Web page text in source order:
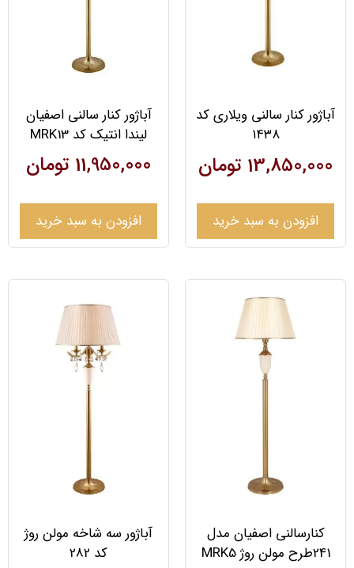
آباژور کنار سالنی ویلاری کد
۱۴۳۸
13,850,000 تومان
افزودن به سبد خرید
آباژور کنار سالنی اصفیان
لیندا انتیک کد MRK13
11,950,000 تومان
افزودن به سبد خرید
کنارسالنی اصفیان مدل
241طرح مولن روژ MRK5
آباژور سه شاخه مولن روژ
کد 282